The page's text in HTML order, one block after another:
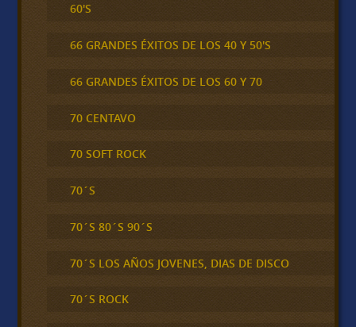
60'S
66 GRANDES ÉXITOS DE LOS 40 Y 50'S
66 GRANDES ÉXITOS DE LOS 60 Y 70
70 CENTAVO
70 SOFT ROCK
70´S
70´S 80´S 90´S
70´S LOS AÑOS JOVENES, DIAS DE DISCO
70´S ROCK